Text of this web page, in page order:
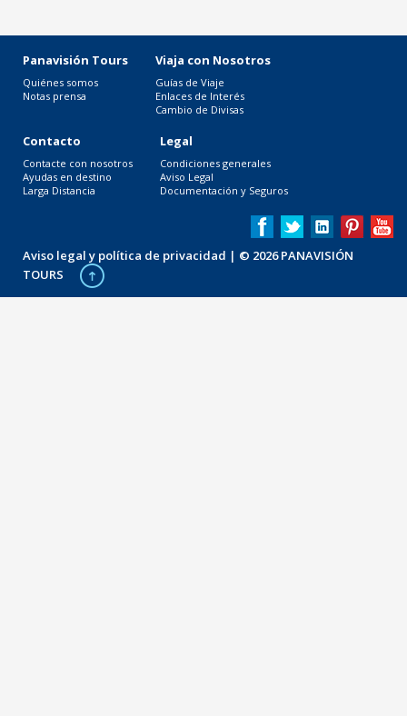
Panavisión Tours
Quiénes somos
Notas prensa
Viaja con Nosotros
Guías de Viaje
Enlaces de Interés
Cambio de Divisas
Contacto
Contacte con nosotros
Ayudas en destino
Larga Distancia
Legal
Condiciones generales
Aviso Legal
Documentación y Seguros
Aviso legal y política de privacidad | © 2026 PANAVISIÓN
TOURS